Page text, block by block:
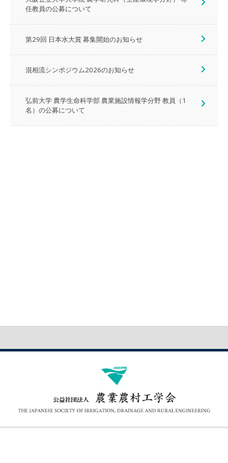
任教員の公募について
第29回 日本水大賞 募集開始のお知らせ
混相流シンポジウム2026のお知らせ
弘前大学 農学生命科学部 農業施設情報学分野 教員（1
名）の公募について